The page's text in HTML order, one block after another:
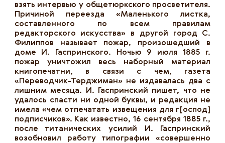
взять интервью у общетюркского просветителя.
Причиной переезда «Маленького листка,
составленного по всем правилам
редакторского искусства» в другой город С.
Филиппов называет пожар, произошедший в
доме И. Гаспринского. Ночью 9 июля 1885 г.
пожар уничтожил весь наборный материал
книгопечатни, в связи с чем, газета
«Переводчик-Терджиман» не издавалась два с
лишним месяца. И. Гаспринский пишет, что не
удалось спасти ни одной буквы, и редакция не
имела «чем отпечатать извещения для г[оспод]
подписчиков». Как известно, 16 сентября 1885 г.,
после титанических усилий И. Гаспринский
возобновил работу типографии «совершенно